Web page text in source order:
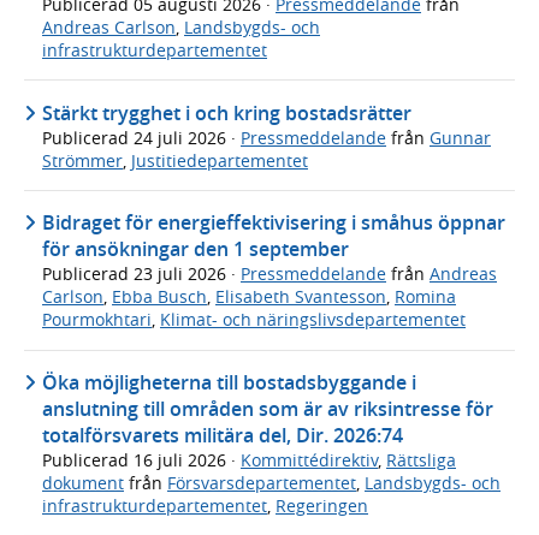
Andreas Carlson, Landsbygds- och
infrastrukturdepartementet
Stärkt trygghet i och kring bostadsrätter
Publicerad 24 juli 2026 · Pressmeddelande från Gunnar
Strömmer Justitiedepartementet
Bidraget för energieffektivisering i småhus öppnar
för ansökningar den 1 september
Publicerad 23 juli 2026 · Pressmeddelande från Andreas
Carlson, Ebba Busch, Elisabeth Svantesson, Romina
Pourmokhtari, Klimat- och näringslivsdepartementet
Öka möjligheterna till bostadsbyggande i
anslutning till områden som är av riksintresse för
totalförsvarets militära del, Dir. 2026:74
Publicerad 16 juli 2026 · Kommittédirektiv, Rättsliga
dokument från Försvarsdepartementet, Landsbygds- och
infrastrukturdepartementet, Regeringen